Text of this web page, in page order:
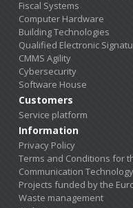
Fiscal Systems
Computer Hardware
Building Technologies
Qualified Electronic
CMMS Agility
Cybersecurity
Software House
Customers
Service platform
Information
Privacy Policy
Terms and Conditions for
Communication
Projects funded by the
Waste management